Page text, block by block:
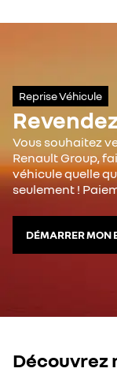
Reprise Véhicule
Vous souhaitez
Renault Group,
véhicule quelle
seulement !
DÉMARRER MON
Découvrez